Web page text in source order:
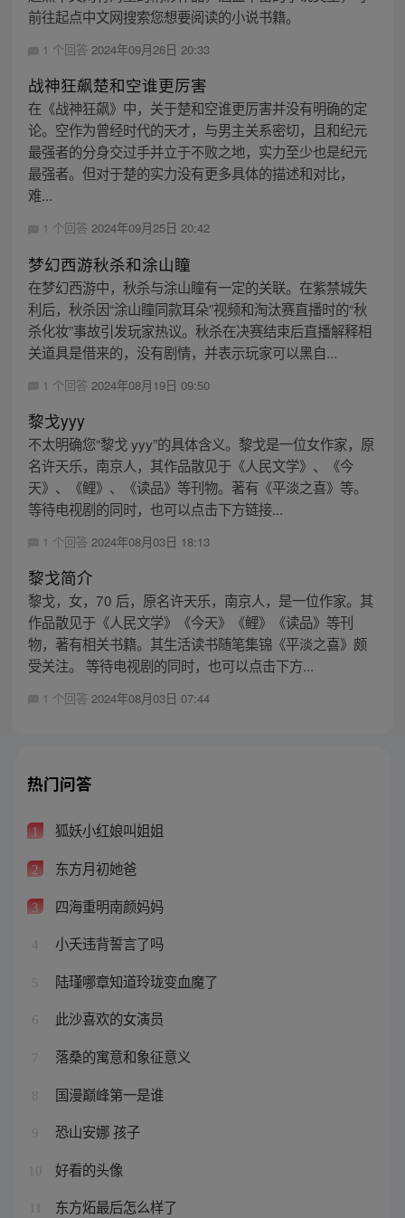
前往起点中文网搜索您想要阅读的小说书籍。
1 个回答 2024年09月26日 20:33
战神狂飙楚和空谁更厉害
在《战神狂飙》中，关于楚和空谁更厉害并没有明确的定
论。空作为曾经时代的天才，与男主关系密切，且和纪元
最强者的分身交过手并立于不败之地，实力至少也是纪元
最强者。但对于楚的实力没有更多具体的描述和对比，
难...
1 个回答 2024年09月25日 20:42
梦幻西游秋杀和涂山瞳
在梦幻西游中，秋杀与涂山瞳有一定的关联。在紫禁城失
利后，秋杀因“涂山瞳同款耳朵”视频和淘汰赛直播时的“秋
杀化妆”事故引发玩家热议。秋杀在决赛结束后直播解释相
关道具是借来的，没有剧情，并表示玩家可以黑自...
1 个回答 2024年08月19日 09:50
黎戈yyy
不太明确您“黎戈 yyy”的具体含义。黎戈是一位女作家，原
名许天乐，南京人，其作品散见于《人民文学》、《今
天》、《鲤》、《读品》等刊物。著有《平淡之喜》等。
等待电视剧的同时，也可以点击下方链接...
1 个回答 2024年08月03日 18:13
黎戈简介
黎戈，女，70 后，原名许天乐，南京人，是一位作家。其
作品散见于《人民文学》《今天》《鲤》《读品》等刊
物，著有相关书籍。其生活读书随笔集锦《平淡之喜》颇
受关注。 等待电视剧的同时，也可以点击下方...
1 个回答 2024年08月03日 07:44
热门问答
1 狐妖小红娘叫姐姐
2 东方月初她爸
3 四海重明南颜妈妈
4 小夭违背誓言了吗
5 陆瑾哪章知道玲珑变血魔了
6 此沙喜欢的女演员
7 落桑的寓意和象征意义
8 国漫巅峰第一是谁
9 恐山安娜 孩子
10 好看的头像
东方炻最后怎么样了